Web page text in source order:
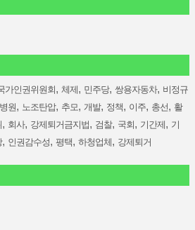
가인권위원회, 체제, 민주당, 쌍용자동차, 비정규
병원, 노조탄압, 추모, 개발, 정책, 이주, 총선, 활
, 회사, 강제퇴거금지법, 검찰, 국회, 기간제, 기
, 인권감수성, 평택, 하청업체, 강제퇴거